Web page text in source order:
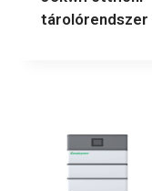
tárolórendszer